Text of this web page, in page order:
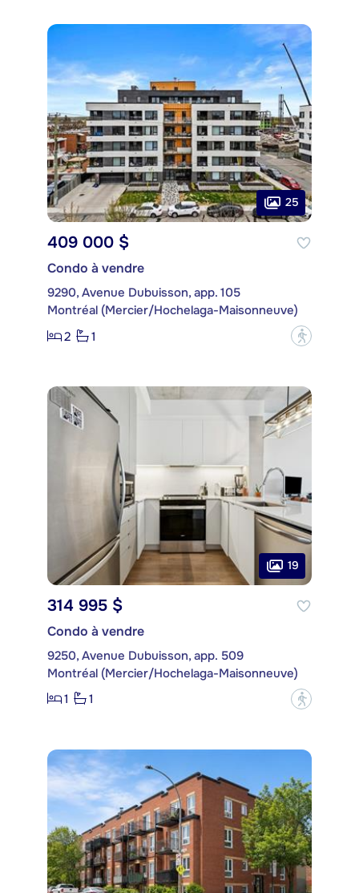
25
409 000 $
Condo à vendre
9290, Avenue Dubuisson, app. 105
Montréal (Mercier/Hochelaga-Maisonneuve)
2
1 ?
19
314 995 $
Condo à vendre
9250, Avenue Dubuisson, app. 509
Montréal (Mercier/Hochelaga-Maisonneuve)
1
1 ?